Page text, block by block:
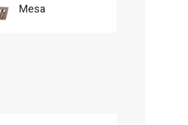
Mesa